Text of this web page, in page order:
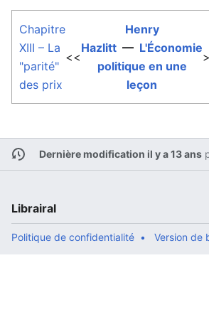
Chapitre
XIII – La
"parité"
des prix
<<
Henry
Hazlitt — L'Économie
politique en une
leçon
Dernière modification il y a 13 ans
Librairal
Politique de confidentialité Version de